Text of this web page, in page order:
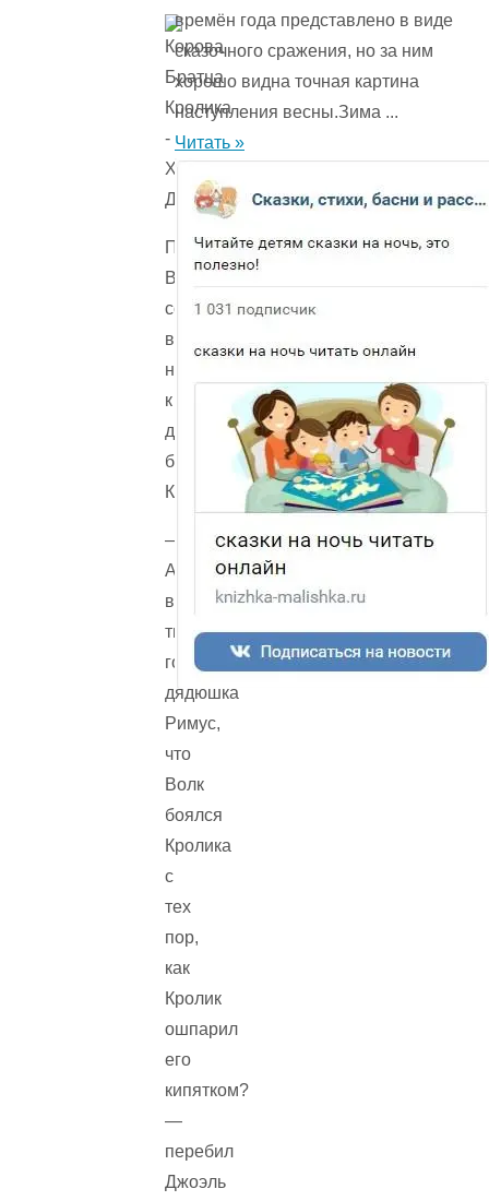
Пустился
Волк
со
всех
ног
к
дому
братца
Кролика…
—
А
ведь
ты
говорил,
дядюшка
Римус,
что
Волк
боялся
Кролика
с
тех
пор,
как
Кролик
ошпарил
его
кипятком?
—
перебил
Джоэль
времён года представ­лено в виде
сказочного сражения, но за ним
хорошо видна точная картина
наступления весны.Зима ...
Читать »